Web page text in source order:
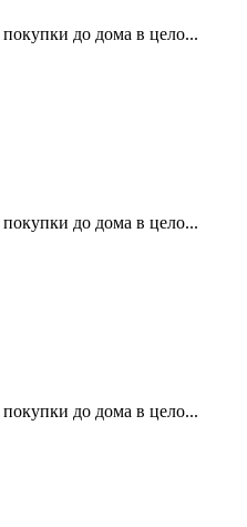
до дома в цело...
до дома в цело...
до дома в цело...